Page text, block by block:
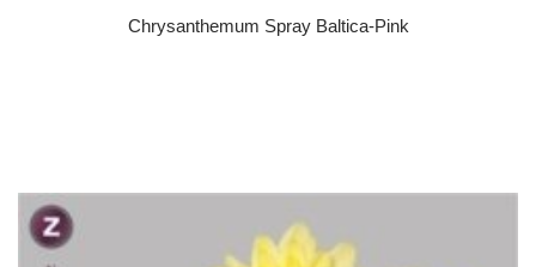
Chrysanthemum Spray Baltica-Pink